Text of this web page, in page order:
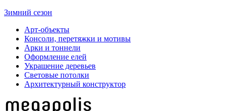
Зимний сезон
Арт-объекты
Консоли, перетяжки и мотивы
Арки и тоннели
Оформление елей
Украшение деревьев
Световые потолки
Архитектурный конструктор